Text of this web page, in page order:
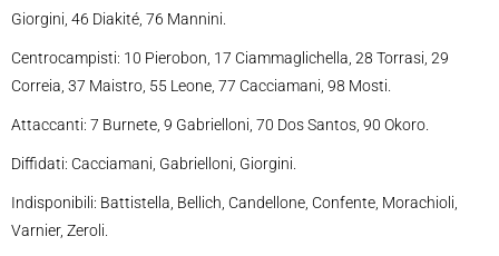
Giorgini, 46 Diakité, 76 Mannini.
Centrocampisti: 10 Pierobon, 17 Ciammaglichella, 28 Torrasi, 29
Correia, 37 Maistro, 55 Leone, 77 Cacciamani, 98 Mosti.
Attaccanti: 7 Burnete, 9 Gabrielloni, 70 Dos Santos, 90 Okoro.
Diffidati: Cacciamani, Gabrielloni, Giorgini.
Indisponibili: Battistella, Bellich, Candellone, Confente, Morachioli,
Varnier, Zeroli.